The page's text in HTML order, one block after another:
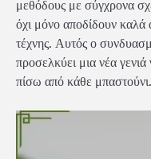
μεθόδους με σύγχρονα
όχι μόνο αποδίδουν καλά
τέχνης. Αυτός ο
προσελκύει μια νέα
πίσω από κάθε μπαστούνι.